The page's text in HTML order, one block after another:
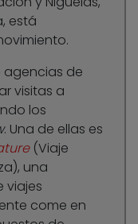
está
agencias de
visitas a
los
. Una de ellas es
(Viaje
una
viajes
come en